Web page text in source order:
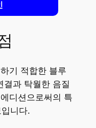
기 적합한 블루
결과 탁월한 음질
디션으로써의 특
니다.